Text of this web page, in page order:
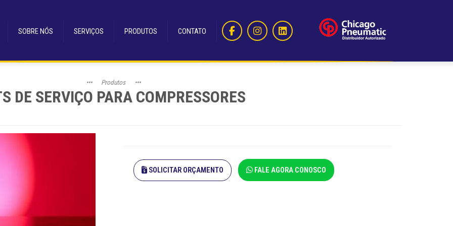
SOBRE NÓS SERVIÇOS PRODUTOS CONTATO
••• Produtos •••
DE SERVIÇO PARA COMPRESSORES
SOLICITAR ORÇAMENTO FALE AGORA CONOSCO